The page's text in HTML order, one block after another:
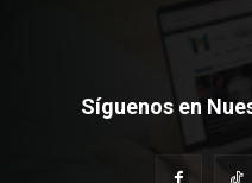
Síguenos en